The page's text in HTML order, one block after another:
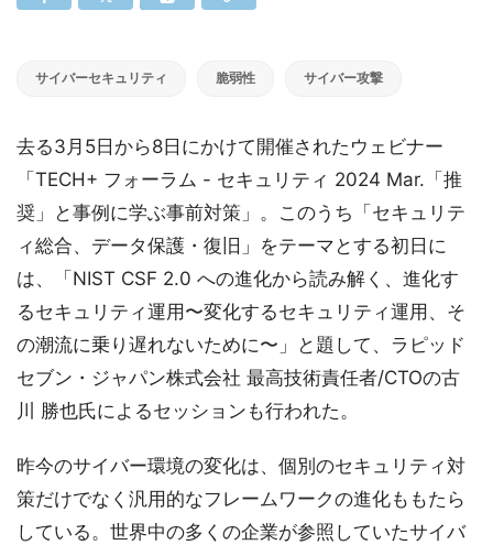
サイバーセキュリティ 脆弱性 サイバー攻撃
去る3月5日から8日にかけて開催されたウェビナー
「TECH+ フォーラム - セキュリティ 2024 Mar.「推
奨」と事例に学ぶ事前対策」。このうち「セキュリテ
ィ総合、データ保護・復旧」をテーマとする初日に
は、「NIST CSF 2.0 への進化から読み解く、進化す
るセキュリティ運用〜変化するセキュリティ運用、そ
の潮流に乗り遅れないために〜」と題して、ラピッド
セブン・ジャパン株式会社 最高技術責任者/CTOの古
川 勝也氏によるセッションも行われた。
昨今のサイバー環境の変化は、個別のセキュリティ対
策だけでなく汎用的なフレームワークの進化ももたら
している。世界中の多くの企業が参照していたサイバ